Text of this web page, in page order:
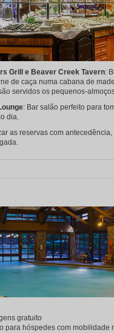
Grill e Beaver Creek Tavern:
de caça numa cabana de
servidos os pequenos-
: Bar salão perfeito para
dia.
as reservas com
gratuito
para hóspedes com mobilidade